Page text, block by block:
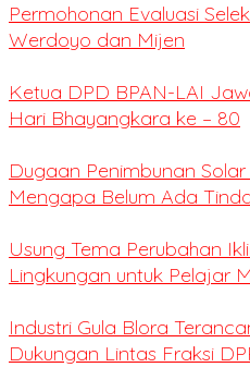
Permohonan Evaluasi
Werdoyo dan Mijen
Ketua DPD BPAN-LAI
Hari Bhayangkara ke – 80
Dugaan Penimbunan
Mengapa Belum Ada
Usung Tema Perubahan
Lingkungan untuk Pelajar
Industri Gula Blora
Dukungan Lintas Fraksi